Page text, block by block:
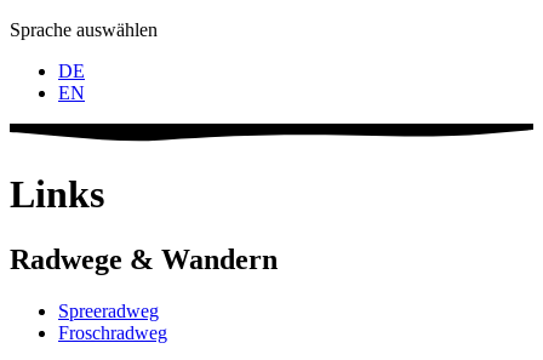
Sprache auswählen
DE
EN
Links
Radwege & Wandern
Spreeradweg
Froschradweg